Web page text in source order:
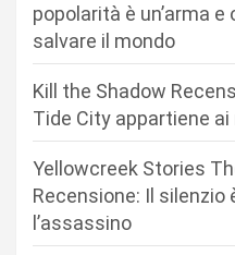
popolarità è un’arma e
salvare il mondo
Kill the Shadow
Tide City appartiene
Yellowcreek Stories
Recensione: Il silenzio
l’assassino